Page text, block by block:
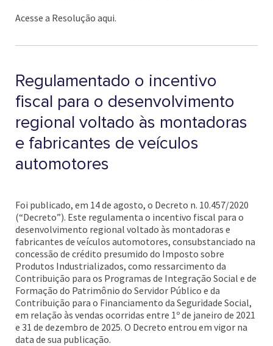
Acesse a Resolução aqui.
Regulamentado o incentivo
fiscal para o desenvolvimento
regional voltado às montadoras
e fabricantes de veículos
automotores
Foi publicado, em 14 de agosto, o Decreto n. 10.457/2020
(“Decreto”). Este regulamenta o incentivo fiscal para o
desenvolvimento regional voltado às montadoras e
fabricantes de veículos automotores, consubstanciado na
concessão de crédito presumido do Imposto sobre
Produtos Industrializados, como ressarcimento da
Contribuição para os Programas de Integração Social e de
Formação do Patrimônio do Servidor Público e da
Contribuição para o Financiamento da Seguridade Social,
em relação às vendas ocorridas entre 1º de janeiro de 2021
e 31 de dezembro de 2025. O Decreto entrou em vigor na
data de sua publicação.